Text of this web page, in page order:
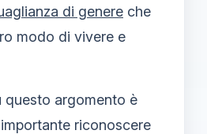
di genere che
modo di vivere e
questo argomento è
riconoscere